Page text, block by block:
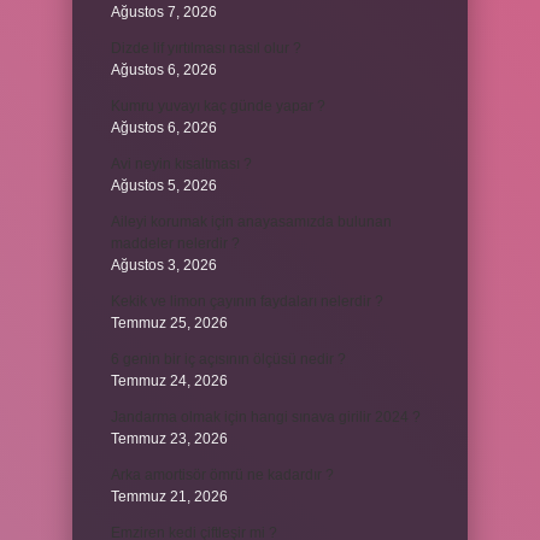
Ağustos 7, 2026
Ağustos 6, 2026
Ağustos 6, 2026
Ağustos 5, 2026
Ağustos 3, 2026
Temmuz 25, 2026
Temmuz 24, 2026
Temmuz 23, 2026
Temmuz 21, 2026